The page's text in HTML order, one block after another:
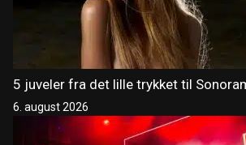
5 juveler fra det lille trykket til
6. august 2026